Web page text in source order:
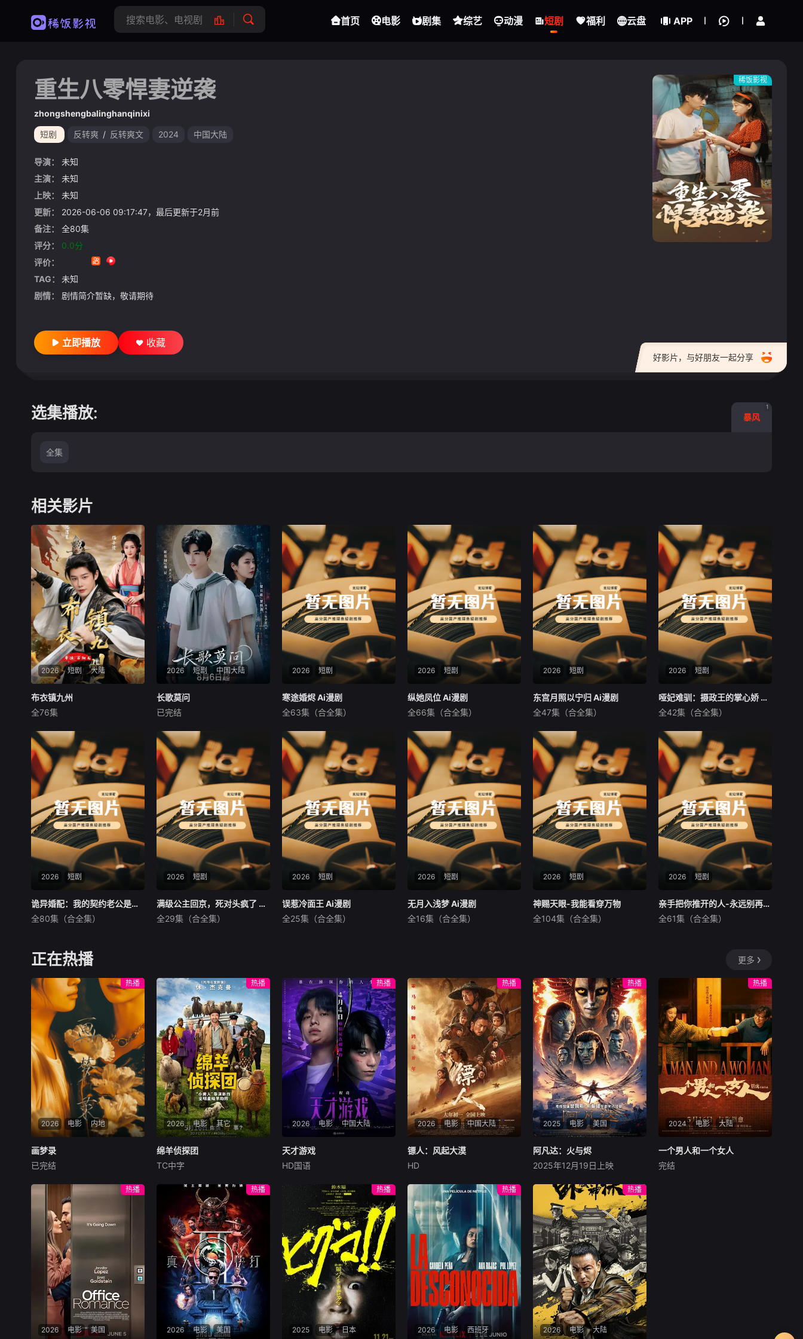
首页 电影 剧集 综艺 动漫 短剧 福利 云盘 APP
稀饭影视
重生八零悍妻逆袭
zhongshengbalinghanqinixi
短剧 反转爽 / 反转爽文 2024 中国大陆
导演：
未知
主演：
未知
上映：
未知
更新：
2026-06-06 09:17:47，最后更新于2月前
备注：
全80集
评分：
0.0分
评价：
TAG：
未知
剧情：
剧情简介暂缺，敬请期待
好影片，与好朋友一起分享
立即播放 收藏
选集播放: 暴风
1
全集
相关影片
2026 短剧 大陆
布衣镇九州
沈浩晨
布衣镇九州
布衣镇九州
全76集
2026 短剧 中国大陆
长歌莫问
蔡正杰
千年前，雍国泥塑世家楚门因
进贡的“十二生肖”离奇流血炸
裂，惨遭满门流放，楚父以死
鸣冤。楚家大小姐楚梓鸢带着
滔天恨意，在屠刀落地的瞬
间，灵魂跨越千年，附身到了
与她容貌一模一样的女大学生
——楚长歌的身上。
长歌莫问
已完结
2026 短剧
寒途婚烬 Ai漫剧
未知
暂无内容
寒途婚烬 Ai漫剧
全63集（合全集）
2026 短剧
纵她凤位 Ai漫剧
未知
暂无内容
纵她凤位 Ai漫剧
全66集（合全集）
2026 短剧
未知
暂无内容
东宫月照以宁归 Ai漫剧
全47集（合全集）
2026 短剧
哑妃难驯：摄政王的掌心娇 Ai漫剧
未知
暂无内容
哑妃难驯：摄政王的掌心娇 Ai漫剧
全42集（合全集）
2026 短剧
诡异婚配：我的契约老公是诡帝 Ai漫剧
未知
诡异婚配：我的契约老公是诡帝 Ai漫剧
全80集（合全集）
2026 短剧
满级公主回京，死对头疯了 Ai漫剧
未知
满级公主回京，死对头疯了 Ai漫剧
全29集（合全集）
2026 短剧
误惹冷面王 Ai漫剧
未知
误惹冷面王 Ai漫剧
全25集（合全集）
2026 短剧
无月入浅梦 Ai漫剧
未知
无月入浅梦 Ai漫剧
全16集（合全集）
2026 短剧
朱佳琪
吴银灯
神赐天眼-我能看穿万物
全104集（合全集）
2026 短剧
亲手把你推开的人-永远别再回来
秦毅
汪心宇
亲手把你推开的人-永远别再回来
全61集（合全集）
正在热播 更多
2026 电影 内地
热播
画梦录
代露娃
民国的上海滩，身怀绝技的孤
女画师许雁真，意外与身陷危
局的融汇银行总账姜心羽产生
交集。姜心羽遭人陷害，只得
与许雁真结盟，彼时银行欲将
国宝名画低价卖给外国人，许
雁真凭借自身精湛画技仿造名
画、偷天换日。几经波折，两
人联手在各方势力的夹缝间巧
妙周旋，共历险阻，破解重重
困境。
画梦录
已完结
2026 电影 其它
热播
绵羊侦探团
牧羊人乔治（休·杰克曼
饰）最爱给羊群读侦探小说，
没想到自己有一天会离奇死
亡。他留下的3000万巨额遗
产，让每个人貌似都有犯罪动
机。警察毫无头绪之时，羊群
们决定“不务正业”迈出牧场，
追查牧羊人“躺平
绵羊侦探团
TC中字
2026 电影 中国大陆
热播
天才游戏
彭昱畅
穷途末路的天才少年刘全龙
（彭昱畅 饰），被偏执富家公
子陈伦（丁禹兮 饰）选中，被
迫踏入一场为他量身打造的
“换命游戏”。豪华别墅、名车
名表、神秘女友全部备齐，在
陈伦的精心打造下，刘全龙瞬
间拥有顶配人生。
天才游戏
HD国语
2026 电影 中国大陆
热播
镖人：风起大漠
大漠之上，镖人、官府、西域
五大家族等多方势力盘根错
节、暗潮涌动。“天字第二号
逃犯”刀马接下特殊押镖任
务，和同伴一起从西域护镖远
赴长安。不料，他们的护送对
象竟是“天字第一号逃犯”知世
郎……天下熙熙皆为利来，各
方势力闻风入局，抢镖厮杀接
连上演……
镖人：风起大漠
HD
2025 电影 美国
热播
阿凡达：火与烬
萨姆·沃辛顿
佐伊·索尔达娜
影片聚焦杰克·萨利与奈蒂莉一
家的命运起伏，在前作的情感
余波之上，深刻描绘一个家族
在战火中如何成长、并共同守
护血脉相连的情感纽带的历
程，从而将故事推向更具张力
的全新维度。此外，潘多拉的
全新领域也即将揭晓
阿凡达：火与烬
2025年12月19日上映
2024 电影 大陆
热播
一个男人和一个女人
黄渤
一个男人和一个女人
完结
2026 电影 美国
热播
2026 电影 美国
热播
2025 电影 日本
热播
2026 电影 西班牙
热播
2026 电影 大陆
热播